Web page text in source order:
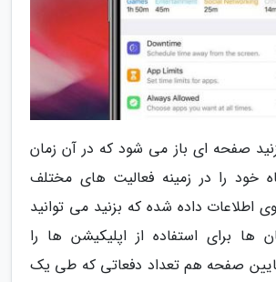
صفحه ای باز می شود که در آن زمان
خود را در زمینه فعالیت های مختلف
اطلاعات داده شده که بزنید می توانید
ها برای استفاده از اپلیکیشن ها را
صفحه هم تعداد دفعاتی که طی یک